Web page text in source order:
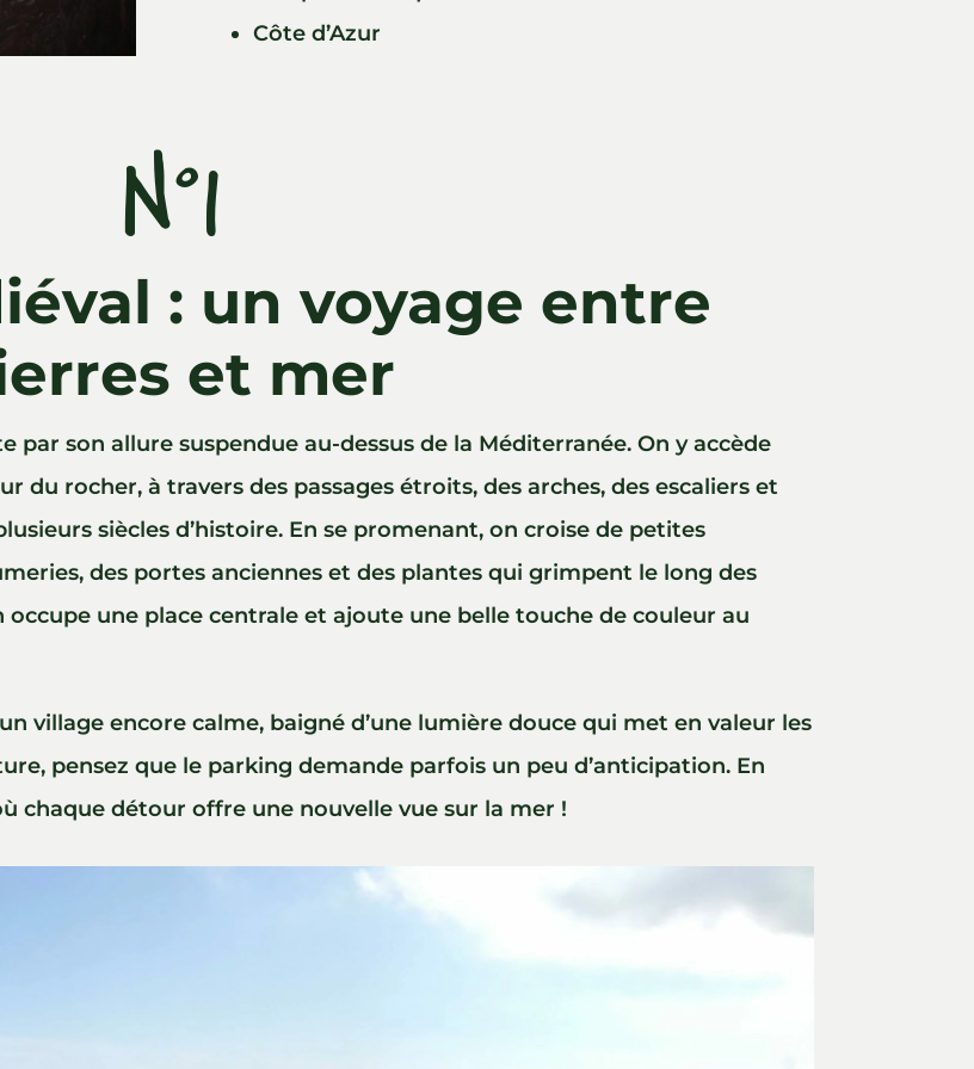
Côte d’Azur
N°1
: un voyage entre
et mer
par son allure suspendue au-dessus de la Méditerranée. On y accède
du rocher, à travers des passages étroits, des arches, des escaliers et
siècles d’histoire. En se promenant, on croise de petites
des portes anciennes et des plantes qui grimpent le long des
occupe une place centrale et ajoute une belle touche de couleur au
village encore calme, baigné d’une lumière douce qui met en valeur les
pensez que le parking demande parfois un peu d’anticipation. En
chaque détour offre une nouvelle vue sur la mer !